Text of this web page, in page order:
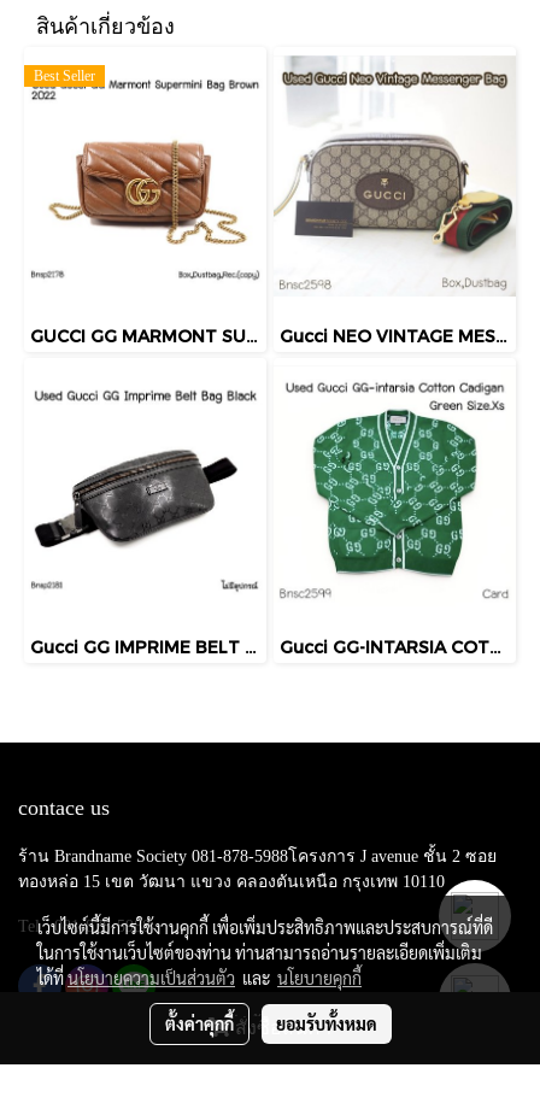
สั่งซื้อสินค้า
สินค้าเกี่ยวข้อง
Best Seller
GUCCI GG MARMONT SUPERMINI BAG BROWN 2022 Gucci NEO VINTAGE MESSENGER BAG
Gucci GG IMPRIME BELT BAG BLACK Gucci GG-INTARSIA COTTON CADIGAN GREEN SIZE.XS
contace us
ร้าน Brandname Society 081-878-5988โครงการ J avenue ชั้น 2 ซอย
ทองหล่อ 15 เขต วัฒนา แขวง คลองตันเหนือ กรุงเทพ 10110
Tel : 081-878-5988
เว็บไซต์นี้มีการใช้งานคุกกี้ เพื่อเพิ่มประสิทธิภาพและประสบการณ์ที่ดี
ในการใช้งานเว็บไซต์ของท่าน ท่านสามารถอ่านรายละเอียดเพิ่มเติม
ได้ที่นโยบายความเป็นส่วนตัว และ นโยบายคุกกี้
ตั้งค่าคุกกี้ ยอมรับทั้งหมด